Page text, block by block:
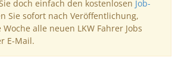
doch einfach den kostenlosen Job-
Sie sofort nach Veröffentlichung,
alle neuen LKW Fahrer Jobs
E-Mail.